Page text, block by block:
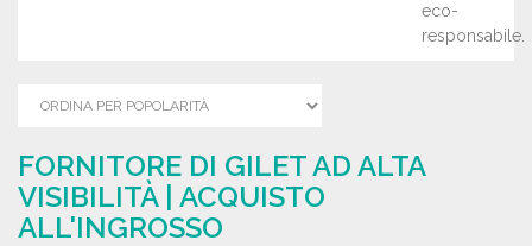
eco-
responsabile.
FORNITORE DI GILET AD ALTA
VISIBILITÀ | ACQUISTO
ALL'INGROSSO